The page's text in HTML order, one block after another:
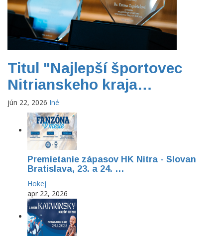
Titul "Najlepší športovec
Nitrianskeho kraja…
jún 22, 2026 Iné
Premietanie zápasov HK Nitra - Slovan
Bratislava, 23. a 24. …
Hokej
apr 22, 2026